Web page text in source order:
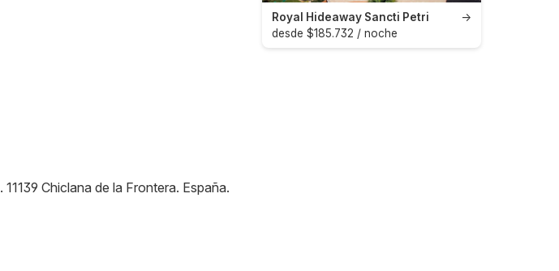
. 11139 Chiclana de la Frontera. España.
→
Royal Hideaway Sancti Petri
desde $185.732 / noche